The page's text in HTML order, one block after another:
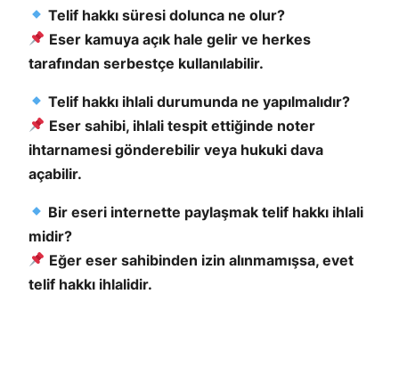
Telif hakkı süresi dolunca ne olur?
Eser kamuya açık hale gelir ve herkes
tarafından serbestçe kullanılabilir.
Telif hakkı ihlali durumunda ne yapılmalıdır?
Eser sahibi, ihlali tespit ettiğinde noter
ihtarnamesi gönderebilir veya hukuki dava
açabilir.
Bir eseri internette paylaşmak telif hakkı ihlali
midir?
Eğer eser sahibinden izin alınmamışsa, evet
telif hakkı ihlalidir.